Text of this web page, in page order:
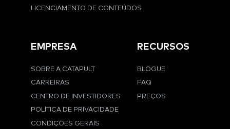
LICENCIAMENTO DE CONTEÚDOS
EMPRESA
SOBRE A CATAPULT
CARREIRAS
CENTRO DE INVESTIDORES
POLÍTICA DE PRIVACIDADE
CONDIÇÕES GERAIS
RECURSOS
BLOGUE
FAQ
PREÇOS